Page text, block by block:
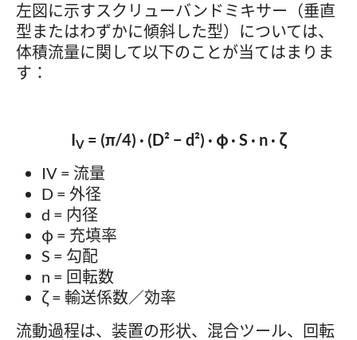
左図に示すスクリューバンドミキサー（垂直
型またはわずかに傾斜した型）については、
体積流量に関して以下のことが当てはまりま
す：
IV = (π/4) · (D² − d²) · φ · S · n · ζ
IV = 流量
D = 外径
d = 内径
φ = 充填率
S = 勾配
n = 回転数
ζ = 輸送係数／効率
流動過程は、装置の形状、混合ツール、回転